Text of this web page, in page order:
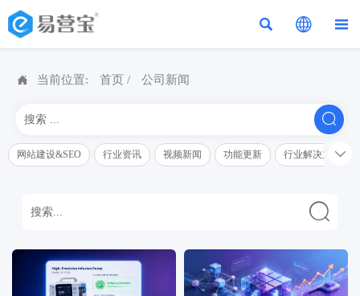
  
 当前位置: 首页 / 公司新闻

网站建设&SEO 行业资讯 视频新闻 功能更新 行业解决方案解读

